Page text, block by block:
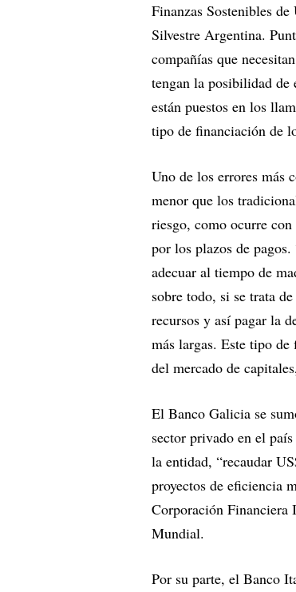
Finanzas Sostenibles
Silvestre Argentina.
compañías que
tengan la posibilidad
están puestos en los
tipo de financiación de
Uno de los errores más
menor que los
riesgo, como ocurre
por los plazos de
adecuar al tiempo de
sobre todo, si se trata
recursos y así pagar la
más largas. Este tipo
del mercado de
El Banco Galicia se
sector privado en el
la entidad, “recaudar
proyectos de eficiencia
Corporación Financiera
Mundial.
Por su parte, el Banco